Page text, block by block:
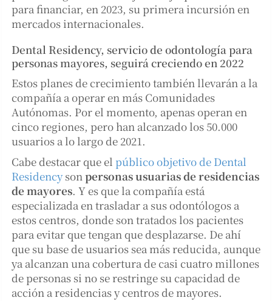
para financiar, en 2023, su primera incursión en
mercados internacionales.
Dental Residency, servicio de odontología para
personas mayores, seguirá creciendo en 2022
Estos planes de crecimiento también llevarán a la
compañía a operar en más Comunidades
Autónomas. Por el momento, apenas operan en
cinco regiones, pero han alcanzado los 50.000
usuarios a lo largo de 2021.
Cabe destacar que el público objetivo de Dental
Residencysonpersonas usuarias de residencias
de mayores. Y es que la compañía está
especializada en trasladar a sus odontólogos a
estos centros, donde son tratados los pacientes
para evitar que tengan que desplazarse. De ahí
que su base de usuarios sea más reducida, aunque
ya alcanzan una cobertura de casi cuatro millones
de personas si no se restringe su capacidad de
acción a residencias y centros de mayores.